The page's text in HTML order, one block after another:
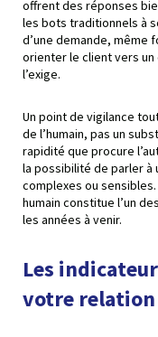
offrent des réponses
les bots traditionnels à
d’une demande, même
orienter le client vers un
l’exige.
Un point de vigilance
de l’humain, pas un
rapidité que procure
la possibilité de parler à
complexes ou
humain constitue l’un
les années à venir.
Les
votre